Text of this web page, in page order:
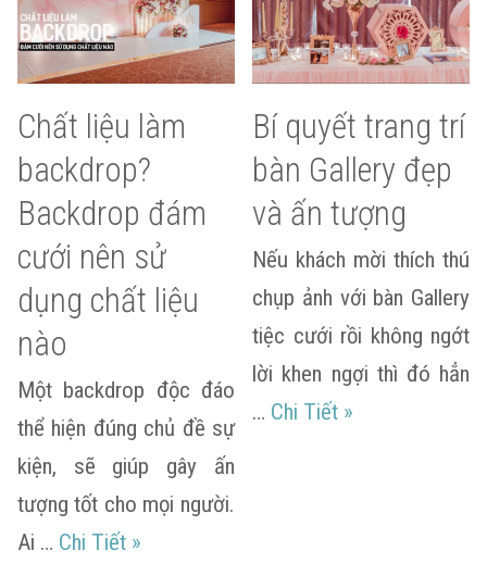
Chất liệu làm
backdrop?
Backdrop đám
cưới nên sử
dụng chất liệu
nào
Một backdrop độc đáo
thể hiện đúng chủ đề sự
kiện, sẽ giúp gây ấn
tượng tốt cho mọi người.
Ai … Chi Tiết Chất liệu làm backdrop? Backdrop đám
»
Bí quyết trang trí
bàn Gallery đẹp
và ấn tượng
Nếu khách mời thích thú
chụp ảnh với bàn Gallery
tiệc cưới rồi không ngớt
lời khen ngợi thì đó hẳn
… Chi Tiết Bí quyết trang
»